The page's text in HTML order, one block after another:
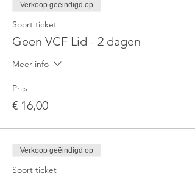
Verkoop geëindigd op
Soort ticket
Geen VCF Lid - 2 dagen
Meer info
Prijs
€ 16,00
Verkoop geëindigd op
Soort ticket